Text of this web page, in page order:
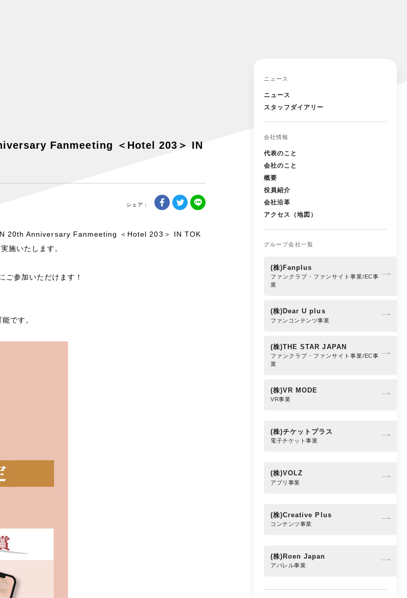
Fanmeeting ＜Hotel 203＞ IN
20th Anniversary Fanmeeting ＜Hotel 203＞ IN TOK
施いたします。
参加いただけます！
です。
ニュース
ニュース
スタッフダイアリー
会社情報
代表のこと
会社のこと
概要
役員紹介
会社沿革
アクセス（地図）
グループ会社一覧
(株)Fanplus
ファンクラブ・ファンサイト事業/EC事
業
(株)Dear U plus
ファンコンテンツ事業
(株)THE STAR JAPAN
ファンクラブ・ファンサイト事業/EC事
業
(株)VR MODE
VR事業
(株)チケットプラス
電子チケット事業
(株)VOLZ
アプリ事業
(株)Creative Plus
コンテンツ事業
(株)Roen Japan
アパレル事業